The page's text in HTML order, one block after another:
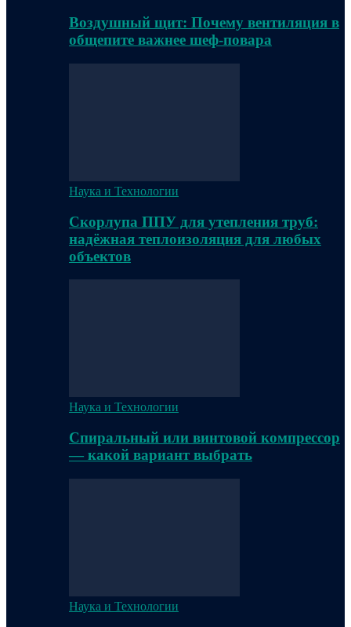
Воздушный щит: Почему вентиляция в
общепите важнее шеф-повара
Наука и Технологии
Скорлупа ППУ для утепления труб:
надёжная теплоизоляция для любых
объектов
Наука и Технологии
Спиральный или винтовой компрессор
— какой вариант выбрать
Наука и Технологии